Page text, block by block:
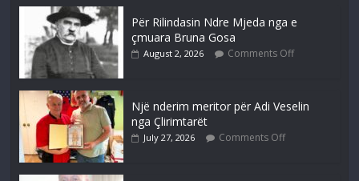
Për Rilindasin Ndre Mjeda nga e
çmuara Bruna Gosa
August 2, 2026 Comments Off
Një nderim meritor për Adi Veselin
nga Çlirimtarët
July 27, 2026 Comments Off